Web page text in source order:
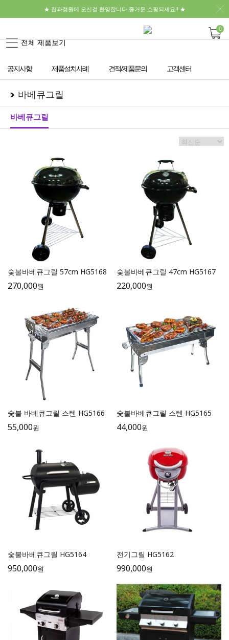
★ 집과정원에 오신걸 환영합니다.즐거운 쇼핑되세요!! ★
전체 제품보기
0
공지사항 제품설치사례 견적/제품문의 고객센터
바베큐그릴
바베큐그릴
숯불바베큐그릴 57cm HG5168
270,000원
숯불바베큐그릴 47cm HG5167
220,000원
숯불 바베큐그릴 스텐 HG5166
55,000원
숯불바베큐그릴 스텐 HG5165
44,000원
숯불바베큐그릴 HG5164
950,000원
전기그릴 HG5162
990,000원